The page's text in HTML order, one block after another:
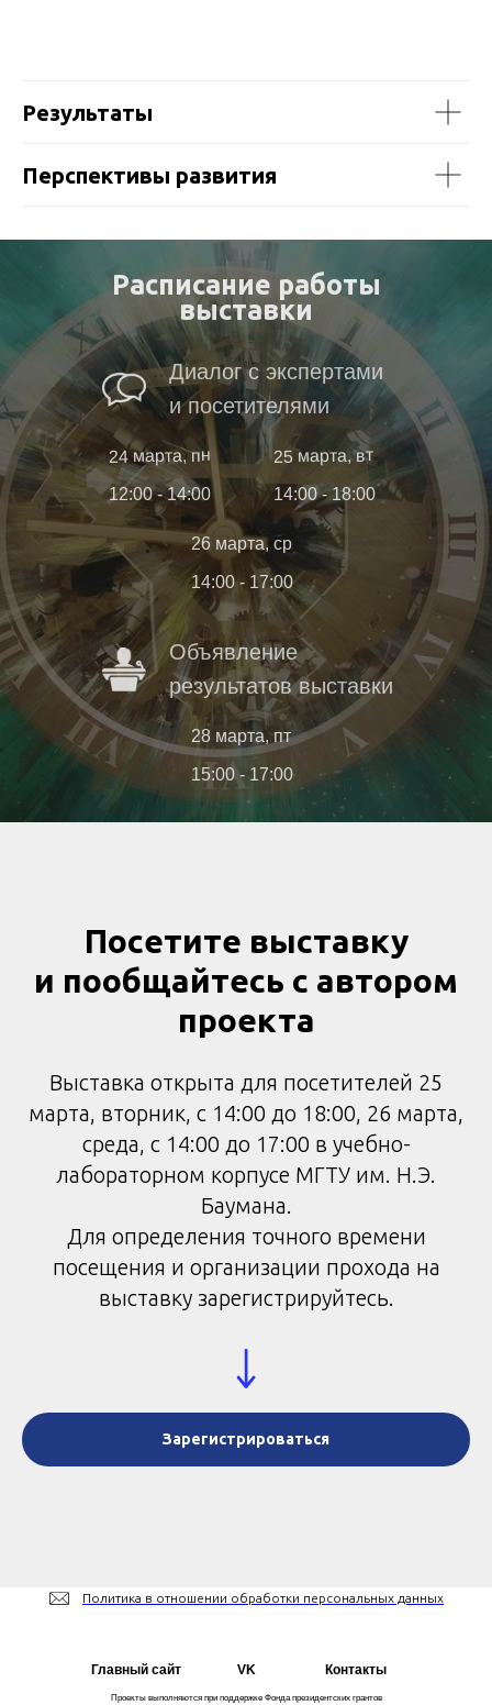
Результаты
Перспективы развития
Расписание работы
выставки
24 марта, пн
Диалог с экспертами
и посетителями
Объявление
результатов выставки
12:00 - 14:00
25 марта, вт
14:00 - 18:00
26 марта, ср
14:00 - 17:00
28 марта, пт
15:00 - 17:00
Посетите выставку
и пообщайтесь с автором
проекта
Выставка открыта для посетителей 25
марта, вторник, с 14:00 до 18:00, 26 марта,
среда, с 14:00 до 17:00 в учебно-
лабораторном корпусе МГТУ им. Н.Э.
Баумана.
Для определения точного времени
посещения и организации прохода на
выставку зарегистрируйтесь.
Зарегистрироваться
Политика в отношении обработки персональных данных
Проекты выполняются при поддержке Фонда президентских грантов
Главный сайт VK Контакты